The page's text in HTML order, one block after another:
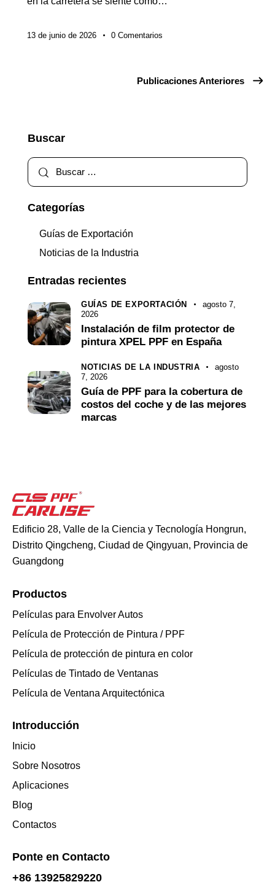
13 de junio de 2026 0 Comentarios
Publicaciones Anteriores
Buscar
Categorías
Guías de Exportación
Noticias de la Industria
Entradas recientes
GUÍAS DE EXPORTACIÓN
agosto 7,
2026
Instalación de film protector de
pintura XPEL PPF en España
NOTICIAS DE LA INDUSTRIA
agosto
7, 2026
Guía de PPF para la cobertura de
costos del coche y de las mejores
marcas
Edificio 28, Valle de la Ciencia y Tecnología Hongrun,
Distrito Qingcheng, Ciudad de Qingyuan, Provincia de
Guangdong
Productos
Películas para Envolver Autos
Película de Protección de Pintura / PPF
Película de protección de pintura en color
Películas de Tintado de Ventanas
Película de Ventana Arquitectónica
Introducción
Inicio
Sobre Nosotros
Aplicaciones
Blog
Contactos
Ponte en Contacto
+86 13925829220